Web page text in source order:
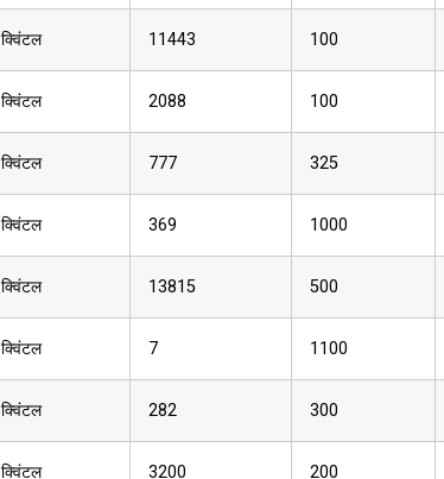
क्विंटल 11443 100
क्विंटल 2088 100
क्विंटल 777 325
क्विंटल 369 1000
क्विंटल 13815 500
क्विंटल 7 1100
क्विंटल 282 300
क्विंटल 3200 200